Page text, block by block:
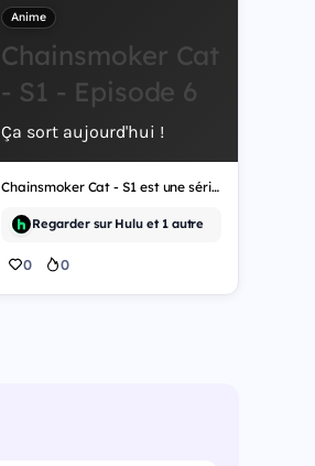
Anime
Chainsmoker Cat
- S1 - Episode 6
Ça sort aujourd'hui !
Chainsmoker Cat - S1 est une série d'animation.
Regarder sur Hulu et 1 autre
0 0